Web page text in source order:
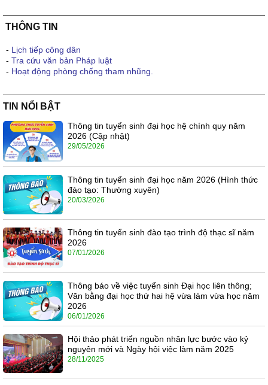
THÔNG TIN
- Lịch tiếp công dân
- Tra cứu văn bản Pháp luật
- Hoạt động phòng chống tham nhũng.
TIN NỔI BẬT
Thông tin tuyển sinh đại học hệ chính quy năm
2026 (Cập nhật)
29/05/2026
Thông tin tuyển sinh đại học năm 2026 (Hình thức
đào tạo: Thường xuyên)
20/03/2026
Thông tin tuyển sinh đào tạo trình độ thạc sĩ năm
2026
07/01/2026
Thông báo về việc tuyển sinh Đại học liên thông;
Văn bằng đại học thứ hai hệ vừa làm vừa học năm
2026
06/01/2026
Hội thảo phát triển nguồn nhân lực bước vào kỷ
nguyên mới và Ngày hội việc làm năm 2025
28/11/2025